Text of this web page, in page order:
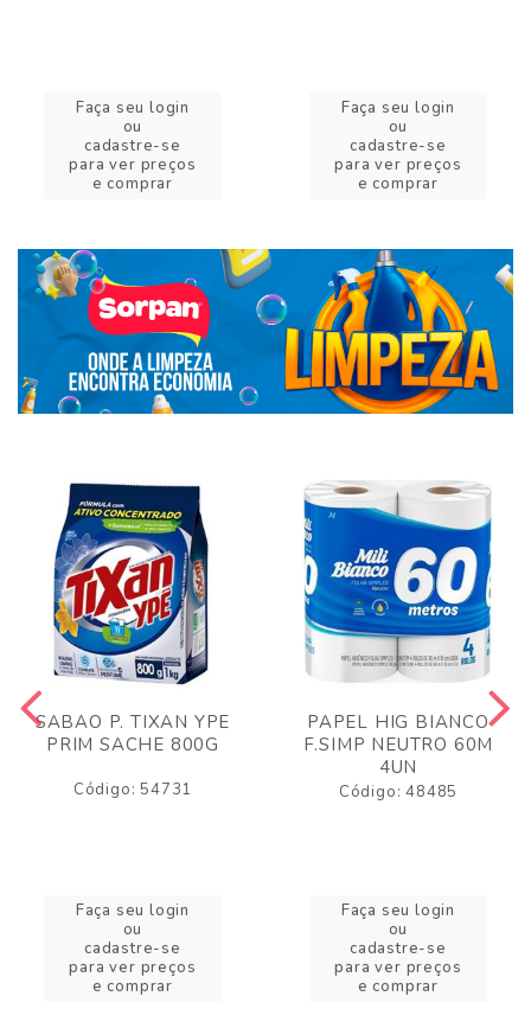
Faça seu login
ou
cadastre-se
para ver preços
e comprar
Faça seu login
ou
cadastre-se
para ver preços
e comprar
SABAO P. TIXAN YPE
PRIM SACHE 800G
Código: 54731
Faça seu login
ou
cadastre-se
para ver preços
e comprar
PAPEL HIG BIANCO
F.SIMP NEUTRO 60M
4UN
Código: 48485
Faça seu login
ou
cadastre-se
para ver preços
e comprar